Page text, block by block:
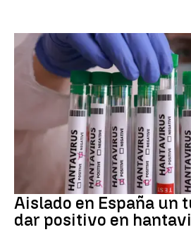
Aislado en España un
dar positivo en